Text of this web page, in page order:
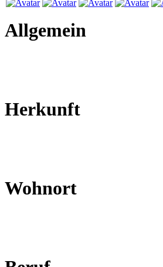
Allgemein
Herkunft
Wohnort